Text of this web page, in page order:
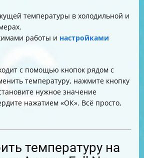
температуры в холодильной и
работы и настройками
с помощью кнопок рядом с
температуру, нажмите кнопку
нужное значение
нажатием «ОК». Всё просто,
температуру на